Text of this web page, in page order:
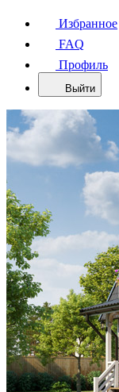
Избранное
FAQ
Профиль
Выйти